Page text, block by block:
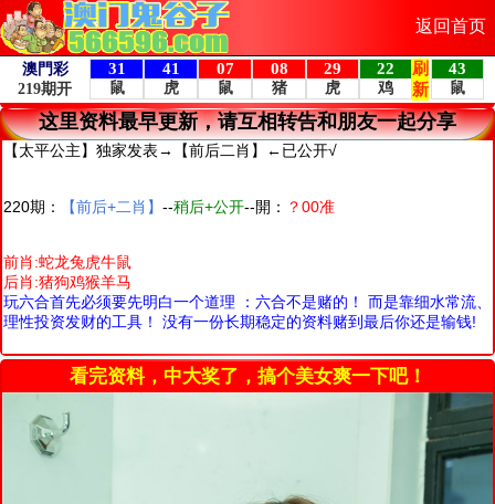
返回首页
这里资料最早更新，请互相转告和朋友一起分享
【太平公主】独家发表→【前后二肖】←已公开√
220期： 【前后+二肖】 --稍后+公开--開： ？00准
前肖:蛇龙兔虎牛鼠
后肖:猪狗鸡猴羊马
玩六合首先必须要先明白一个道理 ：六合不是赌的！ 而是靠细水常流、
理性投资发财的工具！ 没有一份长期稳定的资料赌到最后你还是输钱!
看完资料，中大奖了，搞个美女爽一下吧！